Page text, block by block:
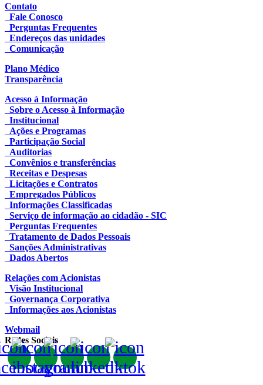
Contato
Fale Conosco
Perguntas Frequentes
Endereços das unidades
Comunicação
Plano Médico
Transparência
Acesso à Informação
Sobre o Acesso à Informação
Institucional
Ações e Programas
Participação Social
Auditorias
Convênios e transferências
Receitas e Despesas
Licitações e Contratos
Empregados Públicos
Informações Classificadas
Serviço de informação ao cidadão - SIC
Perguntas Frequentes
Tratamento de Dados Pessoais
Sanções Administrativas
Dados Abertos
Relações com Acionistas
Visão Institucional
Governança Corporativa
Informações aos Acionistas
Webmail
Redes Sociais